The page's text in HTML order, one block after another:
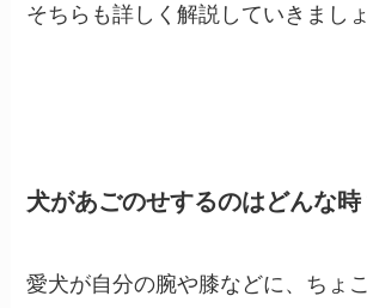
そちらも詳しく解説していきましょ
犬があごのせするのはどんな時
愛犬が自分の腕や膝などに、ちょ